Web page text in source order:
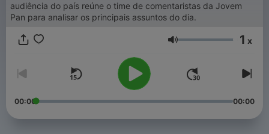
audiência do país reúne o time de comentaristas da Jovem
Pan para analisar os principais assuntos do dia.
Volume 1 x
00:00 00:00